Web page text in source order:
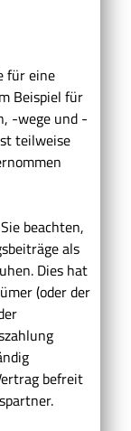
für eine
Beispiel für
-wege und -
teilweise
beachten,
als
Dies hat
(oder der
befreit